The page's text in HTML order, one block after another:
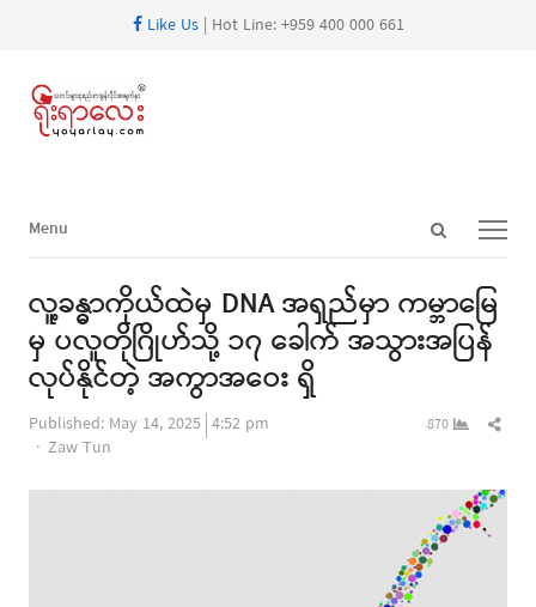
Like Us| Hot Line: +959 400 000 661
Open
panel
Menu
Menu
လူ့ခန္ဓာကိုယ်ထဲမှ DNA အရှည်မှာ ကမ္ဘာမြေ
မှ ပလူတိုဂြိုဟ်သို့ ၁၇ ခေါက် အသွားအပြန်
လုပ်နိုင်တဲ့ အကွာအဝေး ရှိ
Published: May 14, 2025 4:52 pm
Author
Zaw Tun
870